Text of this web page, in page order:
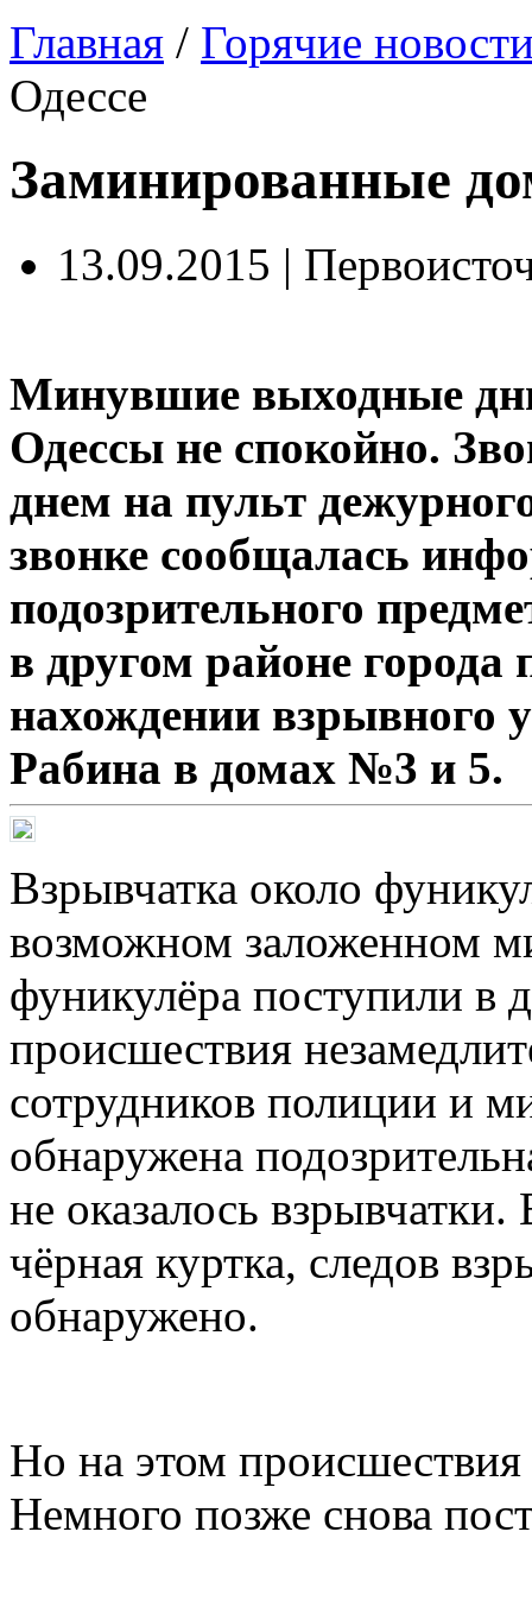
Главная / Горячие
Одессе
Заминированные
13.09.2015 |
Минувшие выходные
Одессы не спокойно.
днем на пульт
звонке сообщалась
подозрительного
в другом районе города
нахождении взрывного
Рабина в домах №3 и 5.
Взрывчатка около
возможном заложенном
фуникулёра поступили в
происшествия
сотрудников полиции и
обнаружена
не оказалось
чёрная куртка, следов
обнаружено.
Но на этом происшествия
Немного позже снова